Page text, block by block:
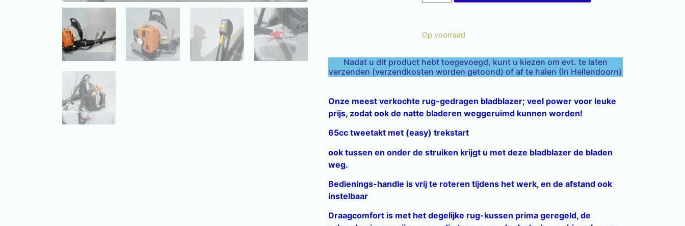
Op voorraad
Nadat u dit product hebt toegevoegd, kunt u kiezen om evt. te laten
verzenden (verzendkosten worden getoond) of af te halen (In Hellendoorn)
Onze meest verkochte rug-gedragen bladblazer; veel power voor leuke
prijs, zodat ook de natte bladeren weggeruimd kunnen worden!
65cc tweetakt met (easy) trekstart
ook tussen en onder de struiken krijgt u met deze bladblazer de bladen
weg.
Bedienings-handle is vrij te roteren tijdens het werk, en de afstand ook
instelbaar
Draagcomfort is met het degelijke rug-kussen prima geregeld, de